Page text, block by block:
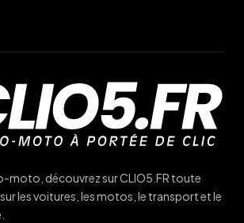
moto, découvrez sur CLIO5.FR toute
les voitures, les motos, le transport et le